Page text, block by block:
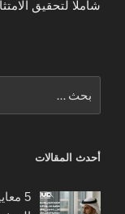
شاملًا لتحقيق
عن:
أحدث المقالات
5